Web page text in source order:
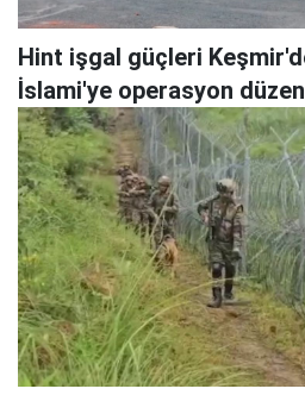
Hint işgal güçleri
İslami'ye operasyon